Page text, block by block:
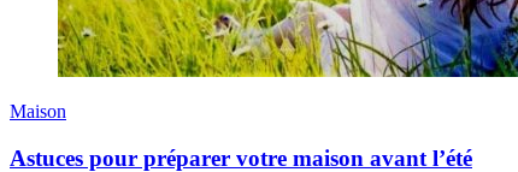
Maison
Astuces pour préparer votre maison avant l’été